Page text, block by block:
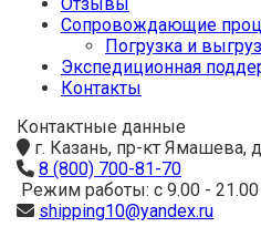
Сопровождающие
Погрузка и
Экспедиционная
Контакты
Контактные данные
г. Казань, пр-кт Ямашева,
8 (800) 700-81-70
Режим работы: с 9.00 -
shipping10@yandex.ru